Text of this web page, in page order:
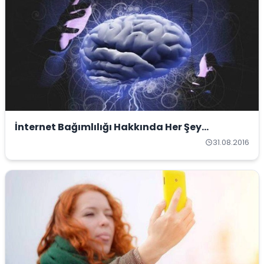
İnternet Bağımlılığı Hakkında Her Şey...
31.08.2016